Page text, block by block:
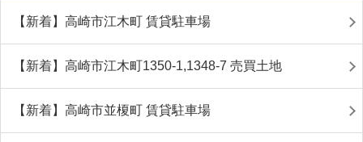
【新着】高崎市江木町 賃貸駐車場
【新着】高崎市江木町1350-1,1348-7 売買土地
【新着】高崎市並榎町 賃貸駐車場